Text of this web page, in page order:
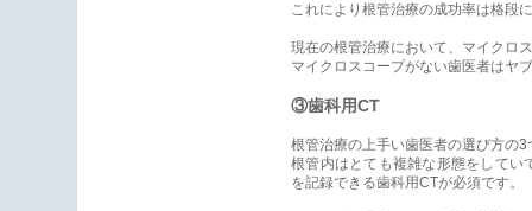
これにより根管治療の成功率は格段
現在の根管治療において、マイクロ
マイクロスコープがない歯医者はヤ
③歯科用CT
根管治療の上手い歯医者の選び方の3
根管内はとても複雑な形態をしてい
を記録できる歯科用CTが必須です。